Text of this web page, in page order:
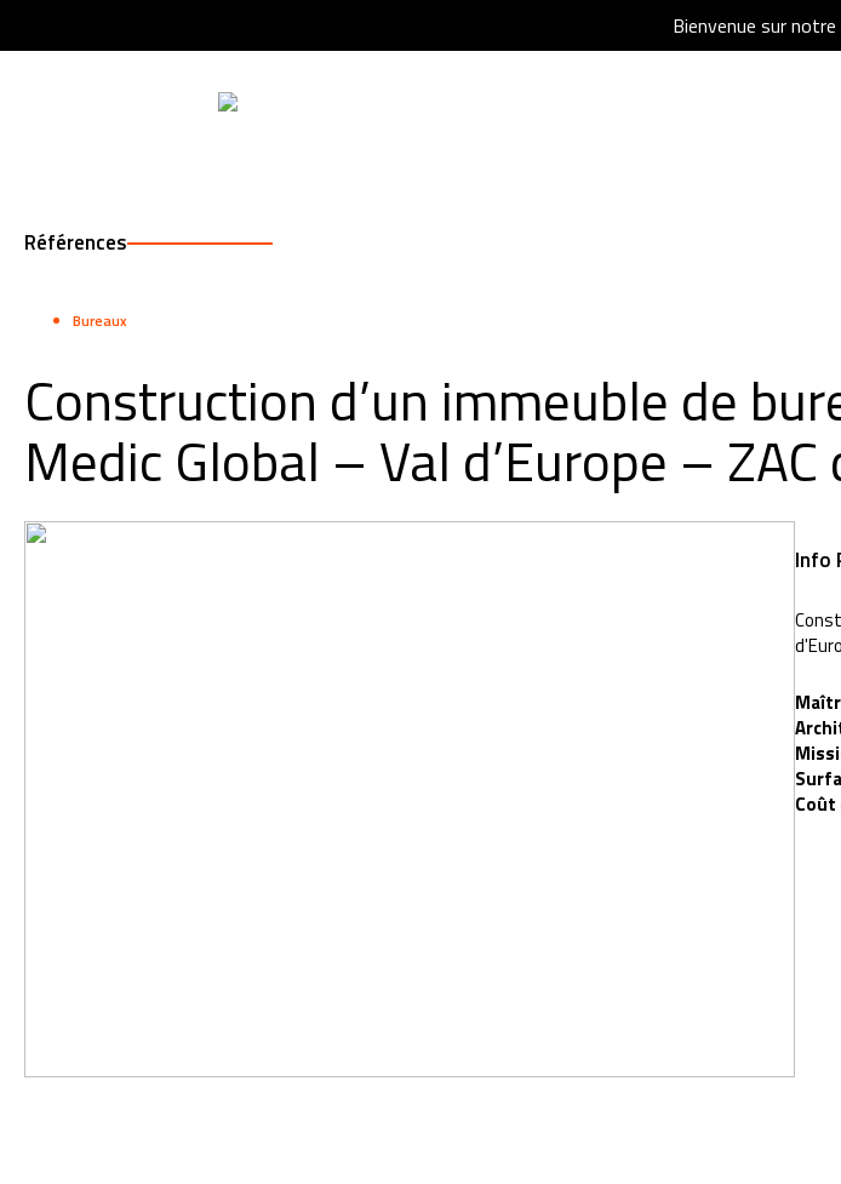
Bienvenue sur
Bienvenue sur
Références
Bureaux
Construction d’un immeuble de
Medic Global – Val d’Europe –
Info
Coût